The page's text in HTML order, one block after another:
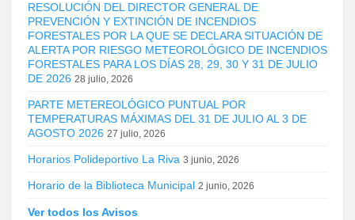
RESOLUCIÓN DEL DIRECTOR GENERAL DE
PREVENCIÓN Y EXTINCIÓN DE INCENDIOS
FORESTALES POR LA QUE SE DECLARA SITUACIÓN DE
ALERTA POR RIESGO METEOROLÓGICO DE INCENDIOS
FORESTALES PARA LOS DÍAS 28, 29, 30 Y 31 DE JULIO
DE 2026 28 julio, 2026
PARTE METEREOLÓGICO PUNTUAL POR
TEMPERATURAS MÁXIMAS DEL 31 DE JULIO AL 3 DE
AGOSTO 2026 27 julio, 2026
Horarios Polideportivo La Riva 3 junio, 2026
Horario de la Biblioteca Municipal 2 junio, 2026
Ver todos los Avisos